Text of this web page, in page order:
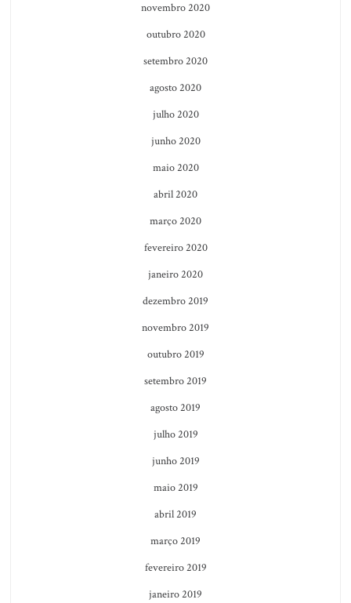
novembro 2020
outubro 2020
setembro 2020
agosto 2020
julho 2020
junho 2020
maio 2020
abril 2020
março 2020
fevereiro 2020
janeiro 2020
dezembro 2019
novembro 2019
outubro 2019
setembro 2019
agosto 2019
julho 2019
junho 2019
maio 2019
abril 2019
março 2019
fevereiro 2019
janeiro 2019